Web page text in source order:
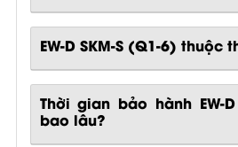
EW-D SKM-S (Q1-6) thuộc
Thời gian bảo hành EW-
bao lâu?